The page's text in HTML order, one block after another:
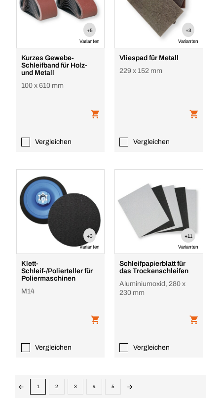
+5
Varianten
Kurzes Gewebe-
Schleifband für Holz-
und Metall
100 x 610 mm
Vergleichen
+3
Varianten
Vliespad für Metall
229 x 152 mm
Vergleichen
+3
Varianten
Klett-
Schleif-/Polierteller für
Poliermaschinen
M14
Vergleichen
+11
Varianten
Schleifpapierblatt für
das Trockenschleifen
Aluminiumoxid, 280 x
230 mm
Vergleichen
1 2 3 4 5